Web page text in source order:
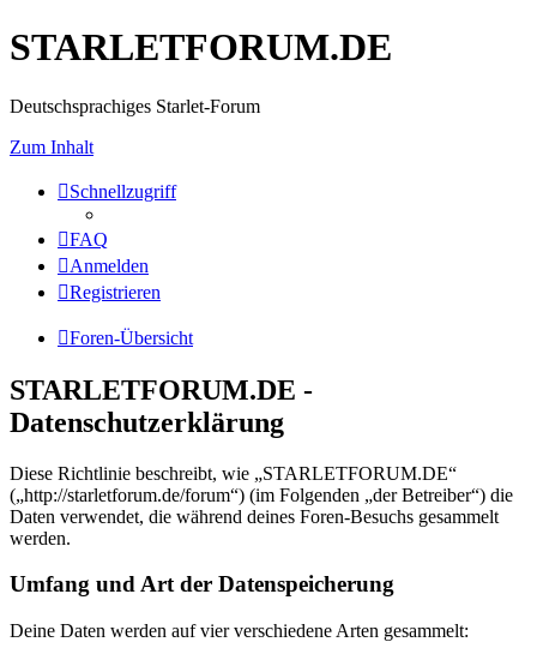
STARLETFORUM.DE
Deutschsprachiges Starlet-Forum
Zum Inhalt
Schnellzugriff
FAQ
Anmelden
Registrieren
Foren-Übersicht
STARLETFORUM.DE -
Datenschutzerklärung
Diese Richtlinie beschreibt, wie „STARLETFORUM.DE“
(„http://starletforum.de/forum“) (im Folgenden „der Betreiber“) die
Daten verwendet, die während deines Foren-Besuchs gesammelt
werden.
Umfang und Art der Datenspeicherung
Deine Daten werden auf vier verschiedene Arten gesammelt: